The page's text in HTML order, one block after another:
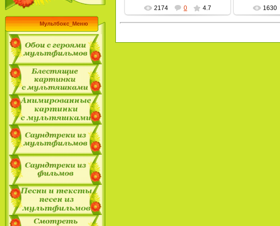
Мультбокс_Меню
2174 0 4.7 1630